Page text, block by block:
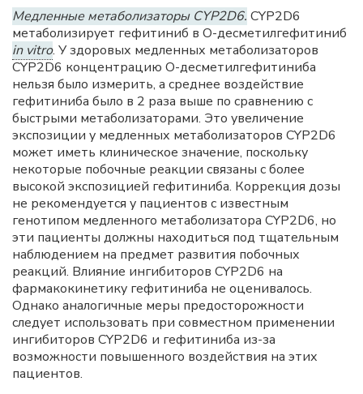
Медленные метаболизаторы CYP2D6. CYP2D6
метаболизирует гефитиниб в O-десметилгефитиниб
in vitro. У здоровых медленных метаболизаторов
CYP2D6 концентрацию О-десметилгефитиниба
нельзя было измерить, а среднее воздействие
гефитиниба было в 2 раза выше по сравнению с
быстрыми метаболизаторами. Это увеличение
экспозиции у медленных метаболизаторов CYP2D6
может иметь клиническое значение, поскольку
некоторые побочные реакции связаны с более
высокой экспозицией гефитиниба. Коррекция дозы
не рекомендуется у пациентов с известным
генотипом медленного метаболизатора CYP2D6, но
эти пациенты должны находиться под тщательным
наблюдением на предмет развития побочных
реакций. Влияние ингибиторов CYP2D6 на
фармакокинетику гефитиниба не оценивалось.
Однако аналогичные меры предосторожности
следует использовать при совместном применении
ингибиторов CYP2D6 и гефитиниба из-за
возможности повышенного воздействия на этих
пациентов.